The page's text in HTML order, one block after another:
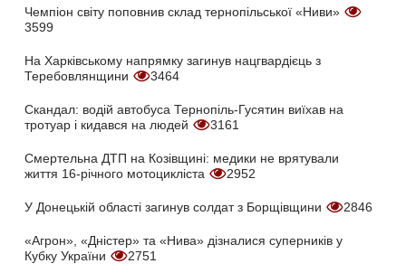
Чемпіон світу поповнив склад тернопільської «Ниви»
3599
На Харківському напрямку загинув нацгвардієць з
Теребовлянщини
3464
Скандал: водій автобуса Тернопіль-Гусятин виїхав на
тротуар і кидався на людей
3161
Смертельна ДТП на Козівщині: медики не врятували
життя 16-річного мотоцикліста
2952
У Донецькій області загинув солдат з Борщівщини 2846
«Агрон», «Дністер» та «Нива» дізналися суперників у
Кубку України
2751